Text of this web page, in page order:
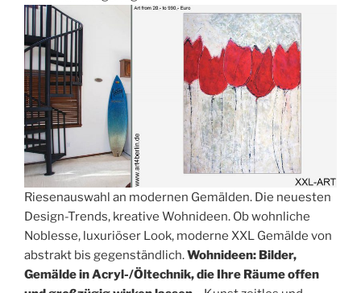
Riesenauswahl an modernen Gemälden. Die neuesten
Design-Trends, kreative Wohnideen. Ob wohnliche
Noblesse, luxuriöser Look, moderne XXL Gemälde von
abstrakt bis gegenständlich.Wohnideen: Bilder,
Gemälde in Acryl-/Öltechnik, die Ihre Räume offen